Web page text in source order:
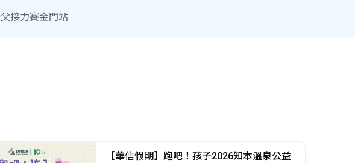
接力賽金門站
【華信假期】跑吧！孩子2026知本溫泉公益